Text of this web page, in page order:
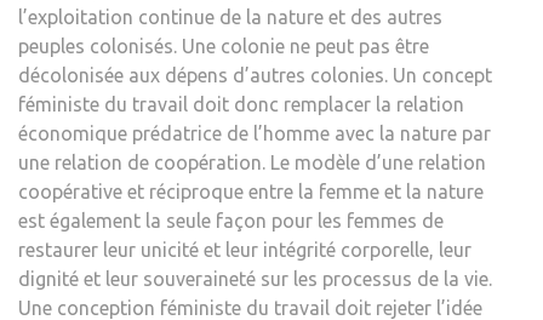
l’exploitation continue de la nature et des autres
peuples colonisés. Une colonie ne peut pas être
décolonisée aux dépens d’autres colonies. Un concept
féministe du travail doit donc remplacer la relation
économique prédatrice de l’homme avec la nature par
une relation de coopération. Le modèle d’une relation
coopérative et réciproque entre la femme et la nature
est également la seule façon pour les femmes de
restaurer leur unicité et leur intégrité corporelle, leur
dignité et leur souveraineté sur les processus de la vie.
Une conception féministe du travail doit rejeter l’idée